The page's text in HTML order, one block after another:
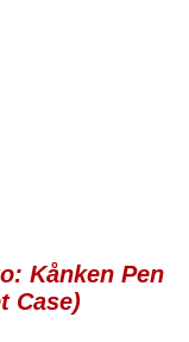
Kånken Pen
Case)